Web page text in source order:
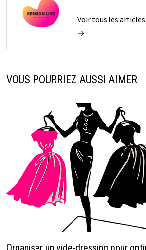
Voir tous les
→
VOUS POURRIEZ AUSSI AIMER
Organiser un vide-dressing pour